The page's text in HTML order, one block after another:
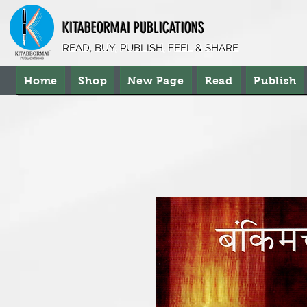
KITABEORMAI PUBLICATIONS
READ, BUY, PUBLISH, FEEL & SHARE
Home Shop New Page Read Publish